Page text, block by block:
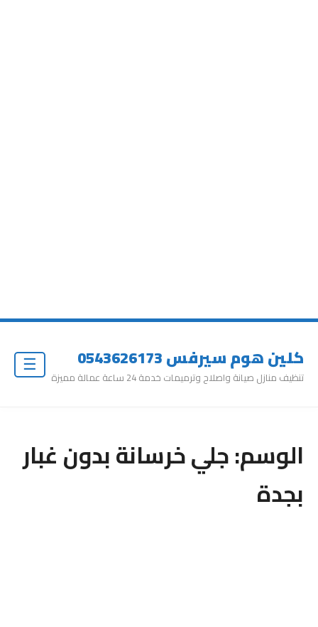
كلين هوم سيرفس 0543626173
تنظيف منازل صيانة واصلاح وترميمات خدمة 24 ساعة عمالة مميزة
الوسم:جلي خرسانة بدون غبار
بجدة